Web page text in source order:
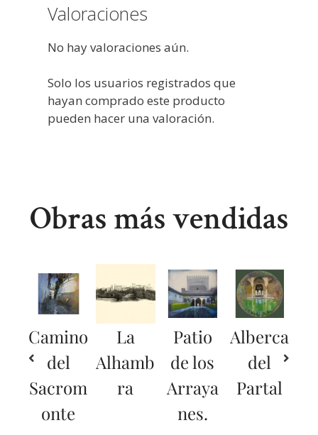
Valoraciones
No hay valoraciones aún.
Solo los usuarios registrados que
hayan comprado este producto
pueden hacer una valoración.
Obras más vendidas
Camino
del
Sacrom
onte
La
Alhamb
ra
Patio
de los
Arraya
nes.
Alberca
del
Partal